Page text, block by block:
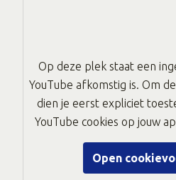
Op deze plek staat een
YouTube afkomstig is. Om
dien je eerst expliciet
YouTube cookies op jouw
Open